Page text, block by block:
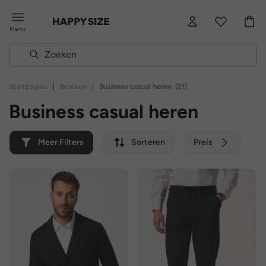
Menu
Startpagina | Broeken | Business casual heren (21)
Business casual heren
Meer Filters Sorteren Preis